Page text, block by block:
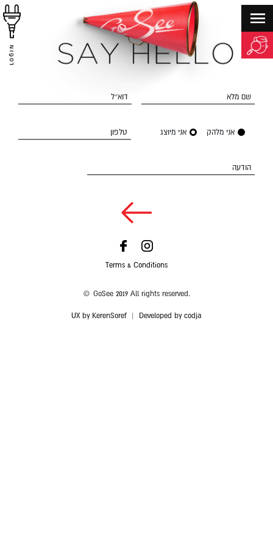
LOGIN
שם מלא דוא״ל
אני מלהק אני מיוצג טלפון
הודעה
Terms & Conditions
© GoSee 2019 All rights reserved.
UX by KerenSoref Developed by codja